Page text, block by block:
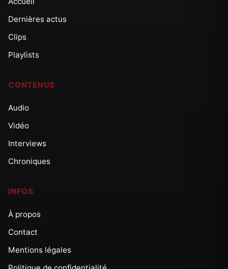
Dernières actus
Clips
Playlists
CONTENUS
Audio
Vidéo
Interviews
Chroniques
INFOS
À propos
Contact
Mentions légales